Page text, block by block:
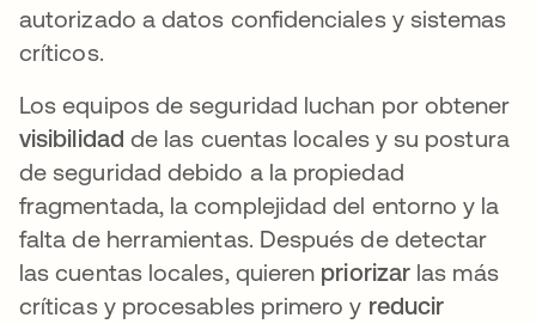
autorizado a datos confidenciales y sistemas
críticos.
Los equipos de seguridad luchan por obtener
visibilidad de las cuentas locales y su postura
de seguridad debido a la propiedad
fragmentada, la complejidad del entorno y la
falta de herramientas. Después de detectar
las cuentas locales, quieren priorizar las más
críticas y procesables primero y reducir